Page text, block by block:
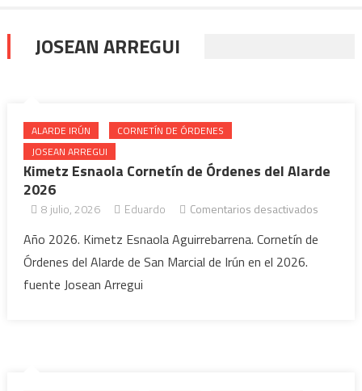
JOSEAN ARREGUI
ALARDE IRÚN
CORNETÍN DE ÓRDENES
JOSEAN ARREGUI
Kimetz Esnaola Cornetín de Órdenes del Alarde
2026
8 julio, 2026 Eduardo Comentarios desactivados
Año 2026. Kimetz Esnaola Aguirrebarrena. Cornetín de
Órdenes del Alarde de San Marcial de Irún en el 2026.
fuente Josean Arregui